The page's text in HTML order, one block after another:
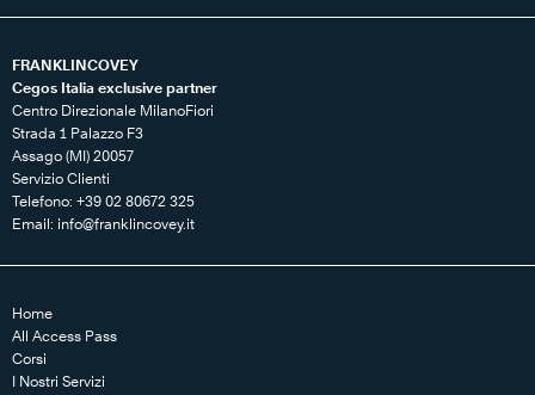
FRANKLINCOVEY
Cegos Italia exclusive partner
Centro Direzionale MilanoFiori
Strada 1 Palazzo F3
Assago (MI) 20057
Servizio Clienti
Telefono: +39 02 80672 325
Email: info@franklincovey.it
Home
All Access Pass
Corsi
I Nostri Servizi